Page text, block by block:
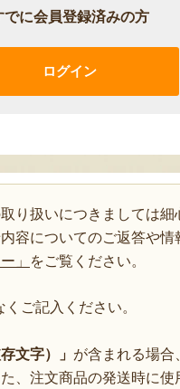
でに会員登録済みの方
ログイン
り扱いにつきましては細
容についてのご返答や
」 をご覧ください。
ご記入ください。
文字）」 が含まれる場合
、注文商品の発送時に